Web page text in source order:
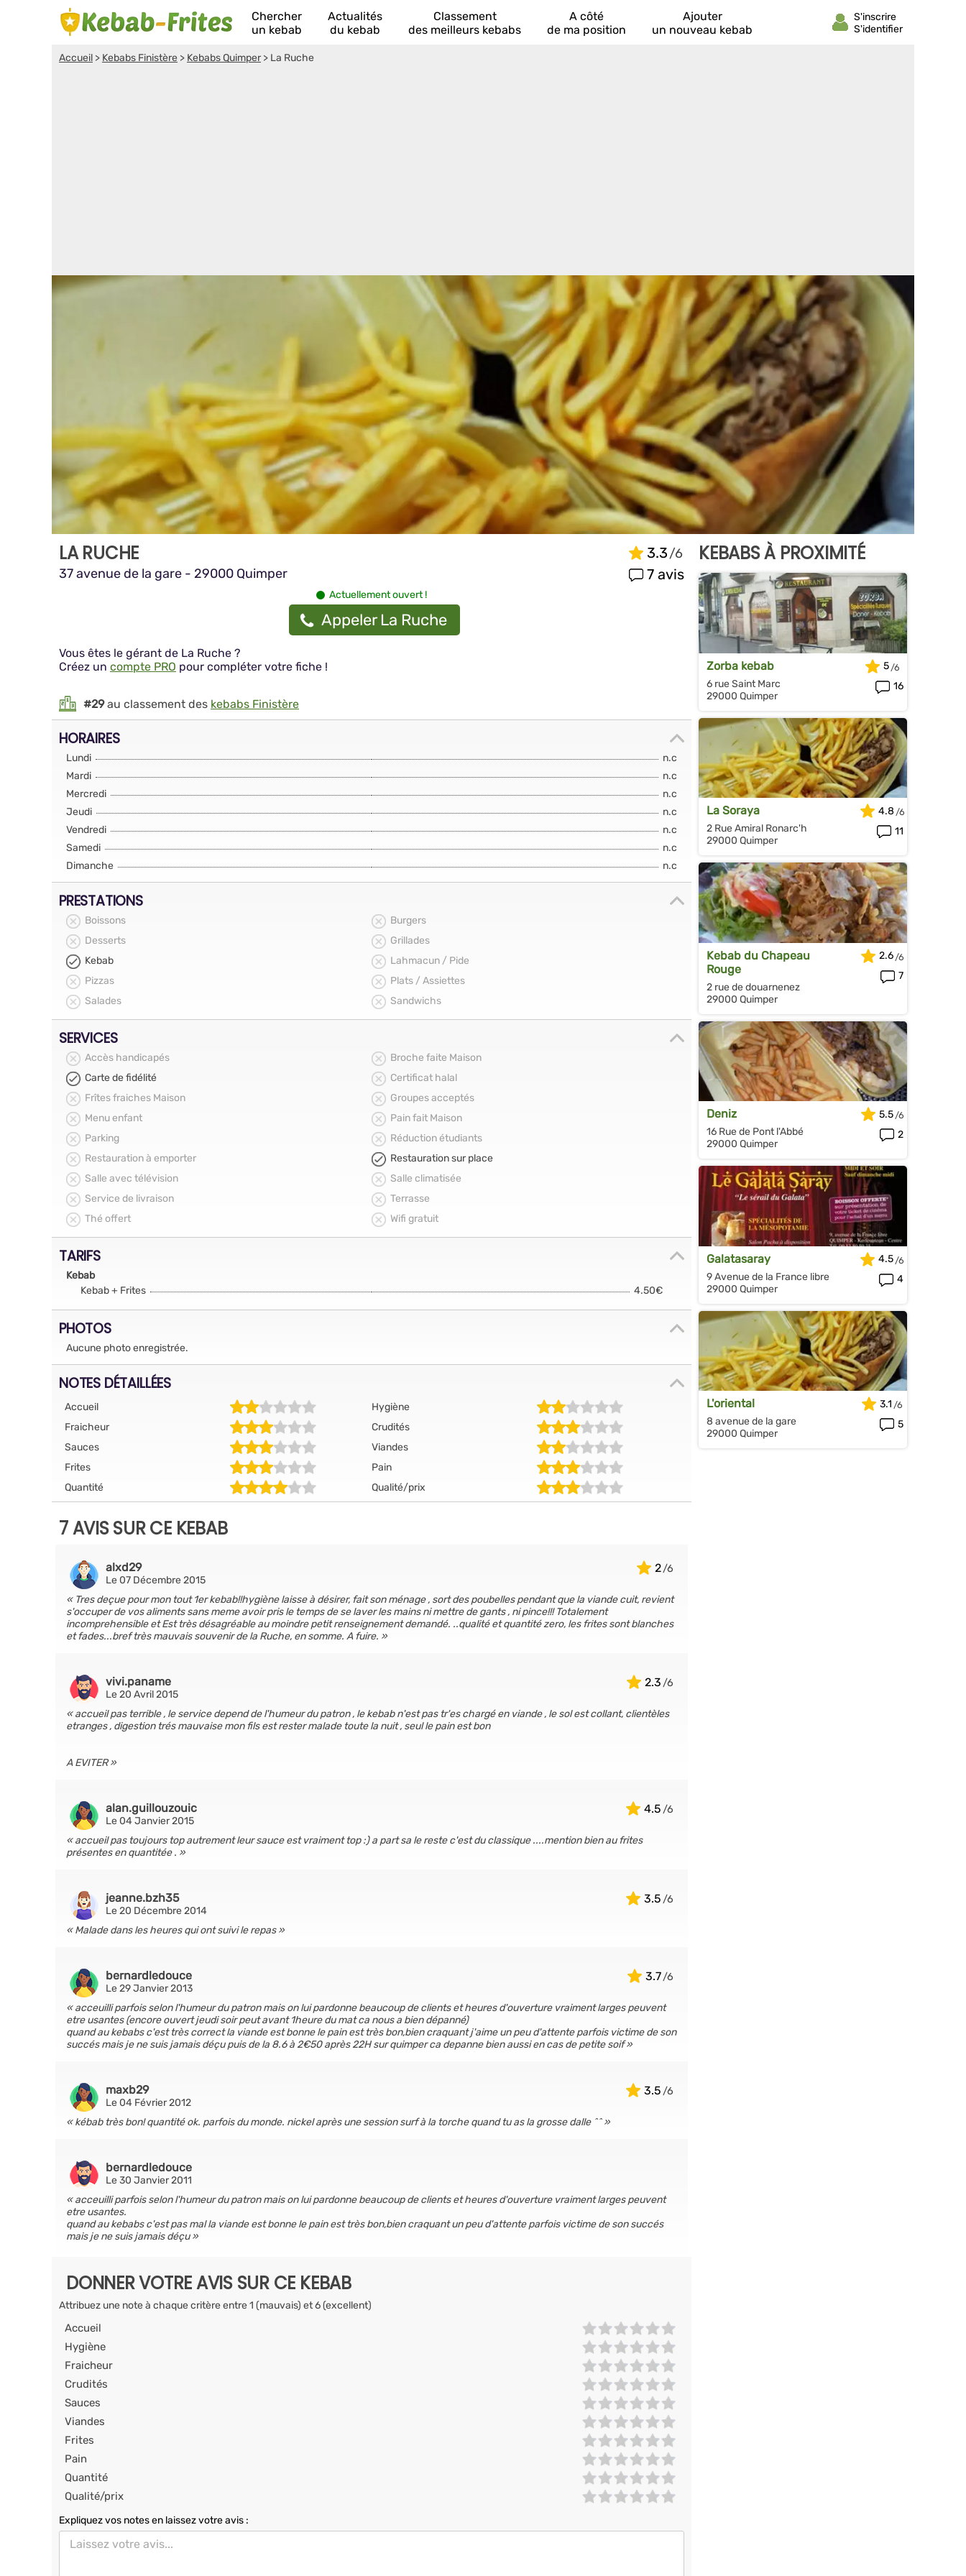
Chercher
un kebab
Actualités
du kebab
Classement
des meilleurs kebabs
A côté
de ma position
Ajouter
un nouveau kebab
Accueil > Kebabs Finistère > Kebabs Quimper > La Ruche
LA RUCHE
37 avenue de la gare - 29000 Quimper
3.3
7 avis
Actuellement ouvert !
Appeler La Ruche
Vous êtes le gérant de La Ruche ?
Créez un compte PRO pour compléter votre fiche !
#29au classement des kebabs Finistère
HORAIRES
Lundi
n.c
Mardi
n.c
Mercredi
n.c
Jeudi
n.c
Vendredi
n.c
Samedi
n.c
Dimanche
n.c
PRESTATIONS
Boissons
Burgers
Desserts
Grillades
Kebab
Lahmacun / Pide
Pizzas
Plats / Assiettes
Salades
Sandwichs
SERVICES
Accès handicapés
Broche faite Maison
Carte de fidélité
Certificat halal
Frîtes fraiches Maison
Groupes acceptés
Menu enfant
Pain fait Maison
Parking
Réduction étudiants
Restauration à emporter
Restauration sur place
Salle avec télévision
Salle climatisée
Service de livraison
Terrasse
Thé offert
Wifi gratuit
TARIFS
Kebab
Kebab + Frites
4.50€
PHOTOS
Aucune photo enregistrée.
NOTES DÉTAILLÉES
Accueil
Hygiène
Fraicheur
Crudités
Sauces
Viandes
Frites
Pain
Quantité
Qualité/prix
7 AVIS SUR CE KEBAB
2
alxd29
Le 07 Décembre 2015
Tres deçue pour mon tout 1er kebab!!hygiène laisse à désirer, fait son ménage , sort des poubelles pendant que la viande cuit, revient
s'occuper de vos aliments sans meme avoir pris le temps de se laver les mains ni mettre de gants , ni pince!!! Totalement
incomprehensible et Est très désagréable au moindre petit renseignement demandé. ..qualité et quantité zero, les frites sont blanches
et fades...bref très mauvais souvenir de la Ruche, en somme. A fuire.
2.3
vivi.paname
Le 20 Avril 2015
accueil pas terrible , le service depend de l'humeur du patron , le kebab n'est pas tr'es chargé en viande , le sol est collant, clientèles
etranges , digestion trés mauvaise mon fils est rester malade toute la nuit , seul le pain est bon
A EVITER
4.5
alan.guillouzouic
Le 04 Janvier 2015
accueil pas toujours top autrement leur sauce est vraiment top :) a part sa le reste c'est du classique ....mention bien au frites
présentes en quantitée .
3.5
jeanne.bzh35
Le 20 Décembre 2014
Malade dans les heures qui ont suivi le repas
3.7
bernardledouce
Le 29 Janvier 2013
acceuilli parfois selon l'humeur du patron mais on lui pardonne beaucoup de clients et heures d'ouverture vraiment larges peuvent
etre usantes (encore ouvert jeudi soir peut avant 1heure du mat ca nous a bien dépanné)
quand au kebabs c'est très correct la viande est bonne le pain est très bon,bien craquant j'aime un peu d'attente parfois victime de son
succés mais je ne suis jamais déçu puis de la 8.6 à 2€50 après 22H sur quimper ca depanne bien aussi en cas de petite soif
3.5
maxb29
Le 04 Février 2012
kébab très bon! quantité ok. parfois du monde. nickel après une session surf à la torche quand tu as la grosse dalle ^^
bernardledouce
Le 30 Janvier 2011
acceuilli parfois selon l'humeur du patron mais on lui pardonne beaucoup de clients et heures d'ouverture vraiment larges peuvent
etre usantes.
quand au kebabs c'est pas mal la viande est bonne le pain est très bon,bien craquant un peu d'attente parfois victime de son succés
mais je ne suis jamais déçu
DONNER VOTRE AVIS SUR CE KEBAB
Attribuez une note à chaque critère entre 1 (mauvais) et 6 (excellent)
Accueil
Hygiène
Fraicheur
Crudités
Sauces
Viandes
Frites
Pain
Quantité
Qualité/prix
Expliquez vos notes en laissez votre avis :
KEBABS À PROXIMITÉ
Zorba kebab
6 rue Saint Marc
29000 Quimper
5
16
La Soraya
2 Rue Amiral Ronarc'h
29000 Quimper
4.8
11
Kebab du Chapeau
Rouge
2 rue de douarnenez
29000 Quimper
2.6
7
Deniz
16 Rue de Pont l'Abbé
29000 Quimper
5.5
2
Galatasaray
9 Avenue de la France libre
29000 Quimper
4.5
4
L'oriental
8 avenue de la gare
29000 Quimper
3.1
5